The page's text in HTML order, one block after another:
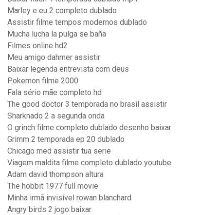
Marley e eu 2 completo dublado
Assistir filme tempos modernos dublado
Mucha lucha la pulga se baña
Filmes online hd2
Meu amigo dahmer assistir
Baixar legenda entrevista com deus
Pokemon filme 2000
Fala sério mãe completo hd
The good doctor 3 temporada no brasil assistir
Sharknado 2 a segunda onda
O grinch filme completo dublado desenho baixar
Grimm 2 temporada ep 20 dublado
Chicago med assistir tua serie
Viagem maldita filme completo dublado youtube
Adam david thompson altura
The hobbit 1977 full movie
Minha irmã invisível rowan blanchard
Angry birds 2 jogo baixar